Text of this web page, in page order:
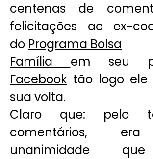
centenas de
felicitações ao ex-
do Programa Bolsa
Família em seu
Facebook tão logo ele
sua volta.
Claro que: pelo
comentários,
unanimidade